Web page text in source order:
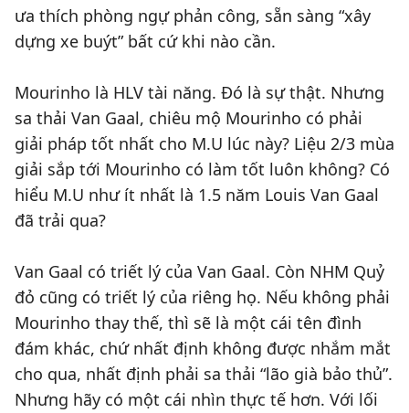
ưa thích phòng ngự phản công, sẵn sàng “xây
dựng xe buýt” bất cứ khi nào cần.
Mourinho là HLV tài năng. Đó là sự thật. Nhưng
sa thải Van Gaal, chiêu mộ Mourinho có phải
giải pháp tốt nhất cho M.U lúc này? Liệu 2/3 mùa
giải sắp tới Mourinho có làm tốt luôn không? Có
hiểu M.U như ít nhất là 1.5 năm Louis Van Gaal
đã trải qua?
Van Gaal có triết lý của Van Gaal. Còn NHM Quỷ
đỏ cũng có triết lý của riêng họ. Nếu không phải
Mourinho thay thế, thì sẽ là một cái tên đình
đám khác, chứ nhất định không được nhắm mắt
cho qua, nhất định phải sa thải “lão già bảo thủ”.
Nhưng hãy có một cái nhìn thực tế hơn. Với lối